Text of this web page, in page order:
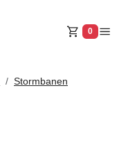
0
Stormbanen